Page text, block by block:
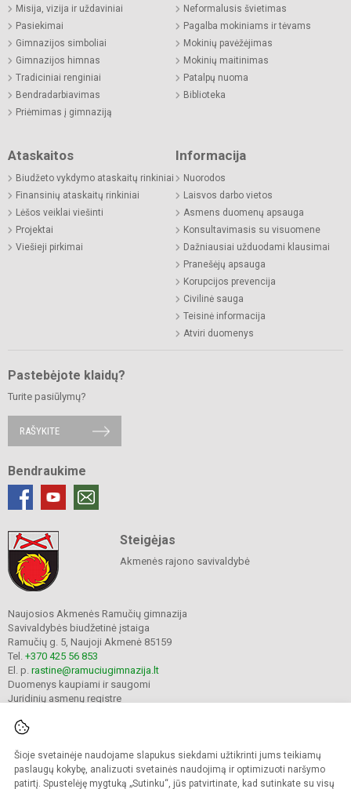
Šioje svetainėje naudojame slapukus siekdami užtikrinti jums teikiamų
paslaugų kokybę, analizuoti svetainės naudojimą ir optimizuoti naršymo
patirtį. Spustelėję mygtuką „Sutinku“, jūs patvirtinate, kad sutinkate su visų
Misija, vizija ir uždaviniai
Pasiekimai
Gimnazijos simboliai
Gimnazijos himnas
Tradiciniai renginiai
Bendradarbiavimas
Priėmimas į gimnaziją
Neformalusis švietimas
Pagalba mokiniams ir tėvams
Mokinių pavėžėjimas
Mokinių maitinimas
Patalpų nuoma
Biblioteka
Ataskaitos
Biudžeto vykdymo ataskaitų rinkiniai
Finansinių ataskaitų rinkiniai
Lėšos veiklai viešinti
Projektai
Viešieji pirkimai
Informacija
Nuorodos
Laisvos darbo vietos
Asmens duomenų apsauga
Konsultavimasis su visuomene
Dažniausiai užduodami klausimai
Pranešėjų apsauga
Korupcijos prevencija
Civilinė sauga
Teisinė informacija
Atviri duomenys
Pastebėjote klaidų?
Turite pasiūlymų?
RAŠYKITE
Bendraukime
Steigėjas
Akmenės rajono savivaldybė
Naujosios Akmenės Ramučių gimnazija
Savivaldybės biudžetinė įstaiga
Ramučių g. 5, Naujoji Akmenė 85159
Tel. +370 425 56 853
El. p. rastine@ramuciugimnazija.lt
Duomenys kaupiami ir saugomi
Juridinių asmenų registre
© 2024. Naujosios Akmenės Ramučių gimnazija. Visos teisės saugomos.
Kopijuoti turinį be raštiško įstaigos administracijos sutikimo griežtai draudžiama.